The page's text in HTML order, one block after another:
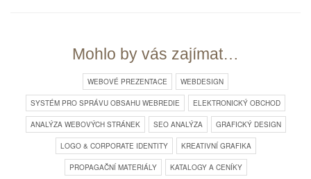
Mohlo by vás zajímat…
WEBOVÉ PREZENTACE WEBDESIGN
SYSTÉM PRO SPRÁVU OBSAHU WEBREDIE ELEKTRONICKÝ OBCHOD
ANALÝZA WEBOVÝCH STRÁNEK SEO ANALÝZA GRAFICKÝ DESIGN
LOGO & CORPORATE IDENTITY KREATIVNÍ GRAFIKA
PROPAGAČNÍ MATERIÁLY KATALOGY A CENÍKY